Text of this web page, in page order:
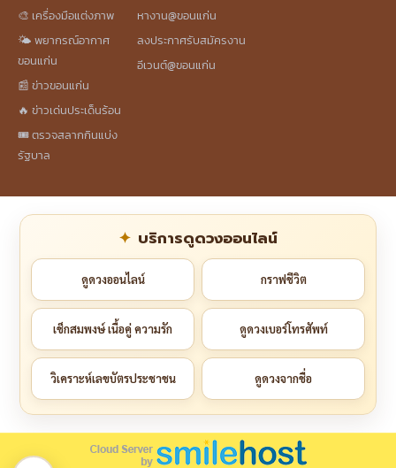
🎨 เครื่องมือแต่งภาพ
🌤️ พยากรณ์อากาศ
ขอนแก่น
📰 ข่าวขอนแก่น
🔥 ข่าวเด่นประเด็นร้อน
🎟️ ตรวจสลากกินแบ่ง
รัฐบาล
หางาน@ขอนแก่น
ลงประกาศรับสมัครงาน
อีเวนต์@ขอนแก่น
บริการดูดวงออนไลน์
ดูดวงออนไลน์ กราฟชีวิต
เช็กสมพงษ์ เนื้อคู่ ความรัก ดูดวงเบอร์โทรศัพท์
วิเคราะห์เลขบัตรประชาชน ดูดวงจากชื่อ